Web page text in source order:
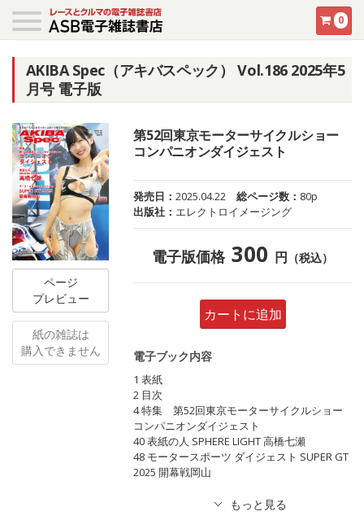
0
AKIBA Spec（アキバスペック） Vol.186 2025年5
月号 電子版
ページ
プレビュー
紙の雑誌は
購入できません
第52回東京モーターサイクルショー
コンパニオンダイジェスト
発売日：2025.04.22 総ページ数： 80p
出版社： エレクトロイメージング
電子版価格 300 円 （税込）
カートに追加
電子ブック内容
1 表紙
2 目次
4 特集 第52回東京モーターサイクルショー
コンパニオンダイジェスト
40 表紙の人 SPHERE LIGHT 高橋七瀬
48 モータースポーツ ダイジェスト SUPER GT
2025 開幕戦岡山